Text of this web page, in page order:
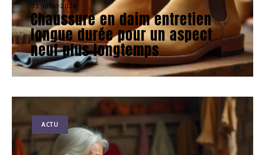
31 juillet 2026
Chaussure en daim entretien
longue durée pour un aspect
neuf plus longtemps
ACTU